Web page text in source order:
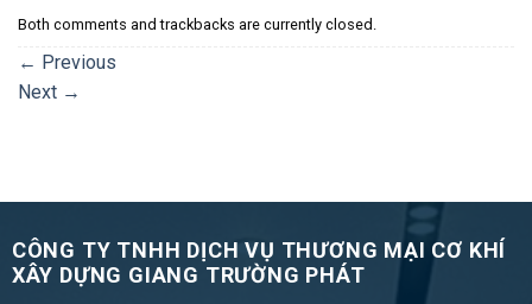
Both comments and trackbacks are currently closed.
← Previous
Next →
CÔNG TY TNHH DỊCH VỤ THƯƠNG MẠI CƠ KHÍ
XÂY DỰNG GIANG TRƯỜNG PHÁT